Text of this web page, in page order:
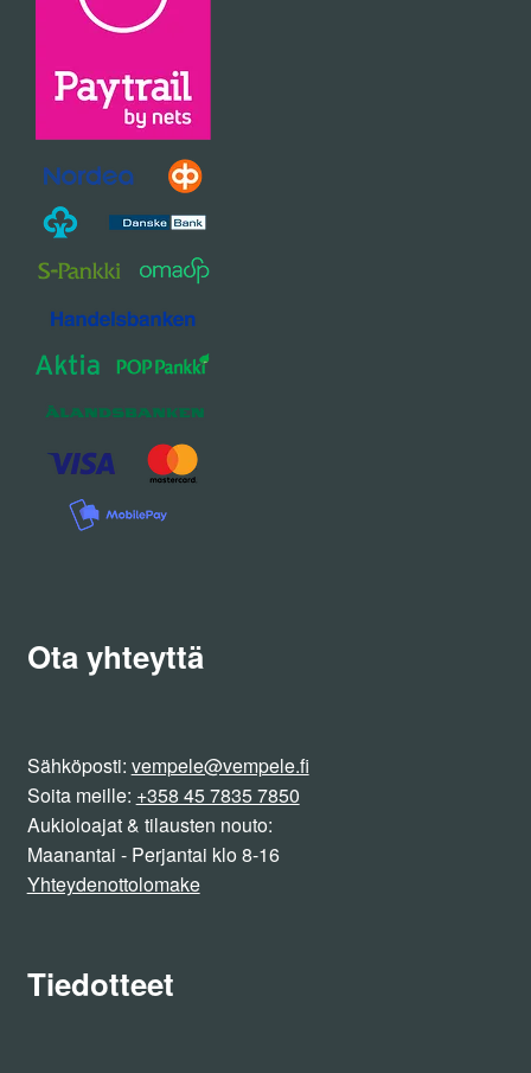
Ota yhteyttä
Sähköposti: vempele@vempele.fi
Soita meille: +358 45 7835 7850
Aukioloajat & tilausten nouto:
Maanantai - Perjantai klo 8-16
Yhteydenottolomake
Tiedotteet